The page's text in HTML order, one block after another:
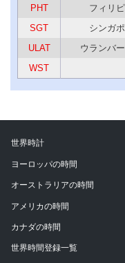
PHT
フィリ
SGT
シンガ
ULAT
ウランバ
WST
世界時計
ヨーロッパの時間
オーストラリアの時間
アメリカの時間
カナダの時間
世界時間登録一覧